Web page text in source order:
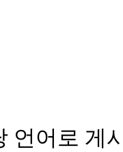
언어로 게